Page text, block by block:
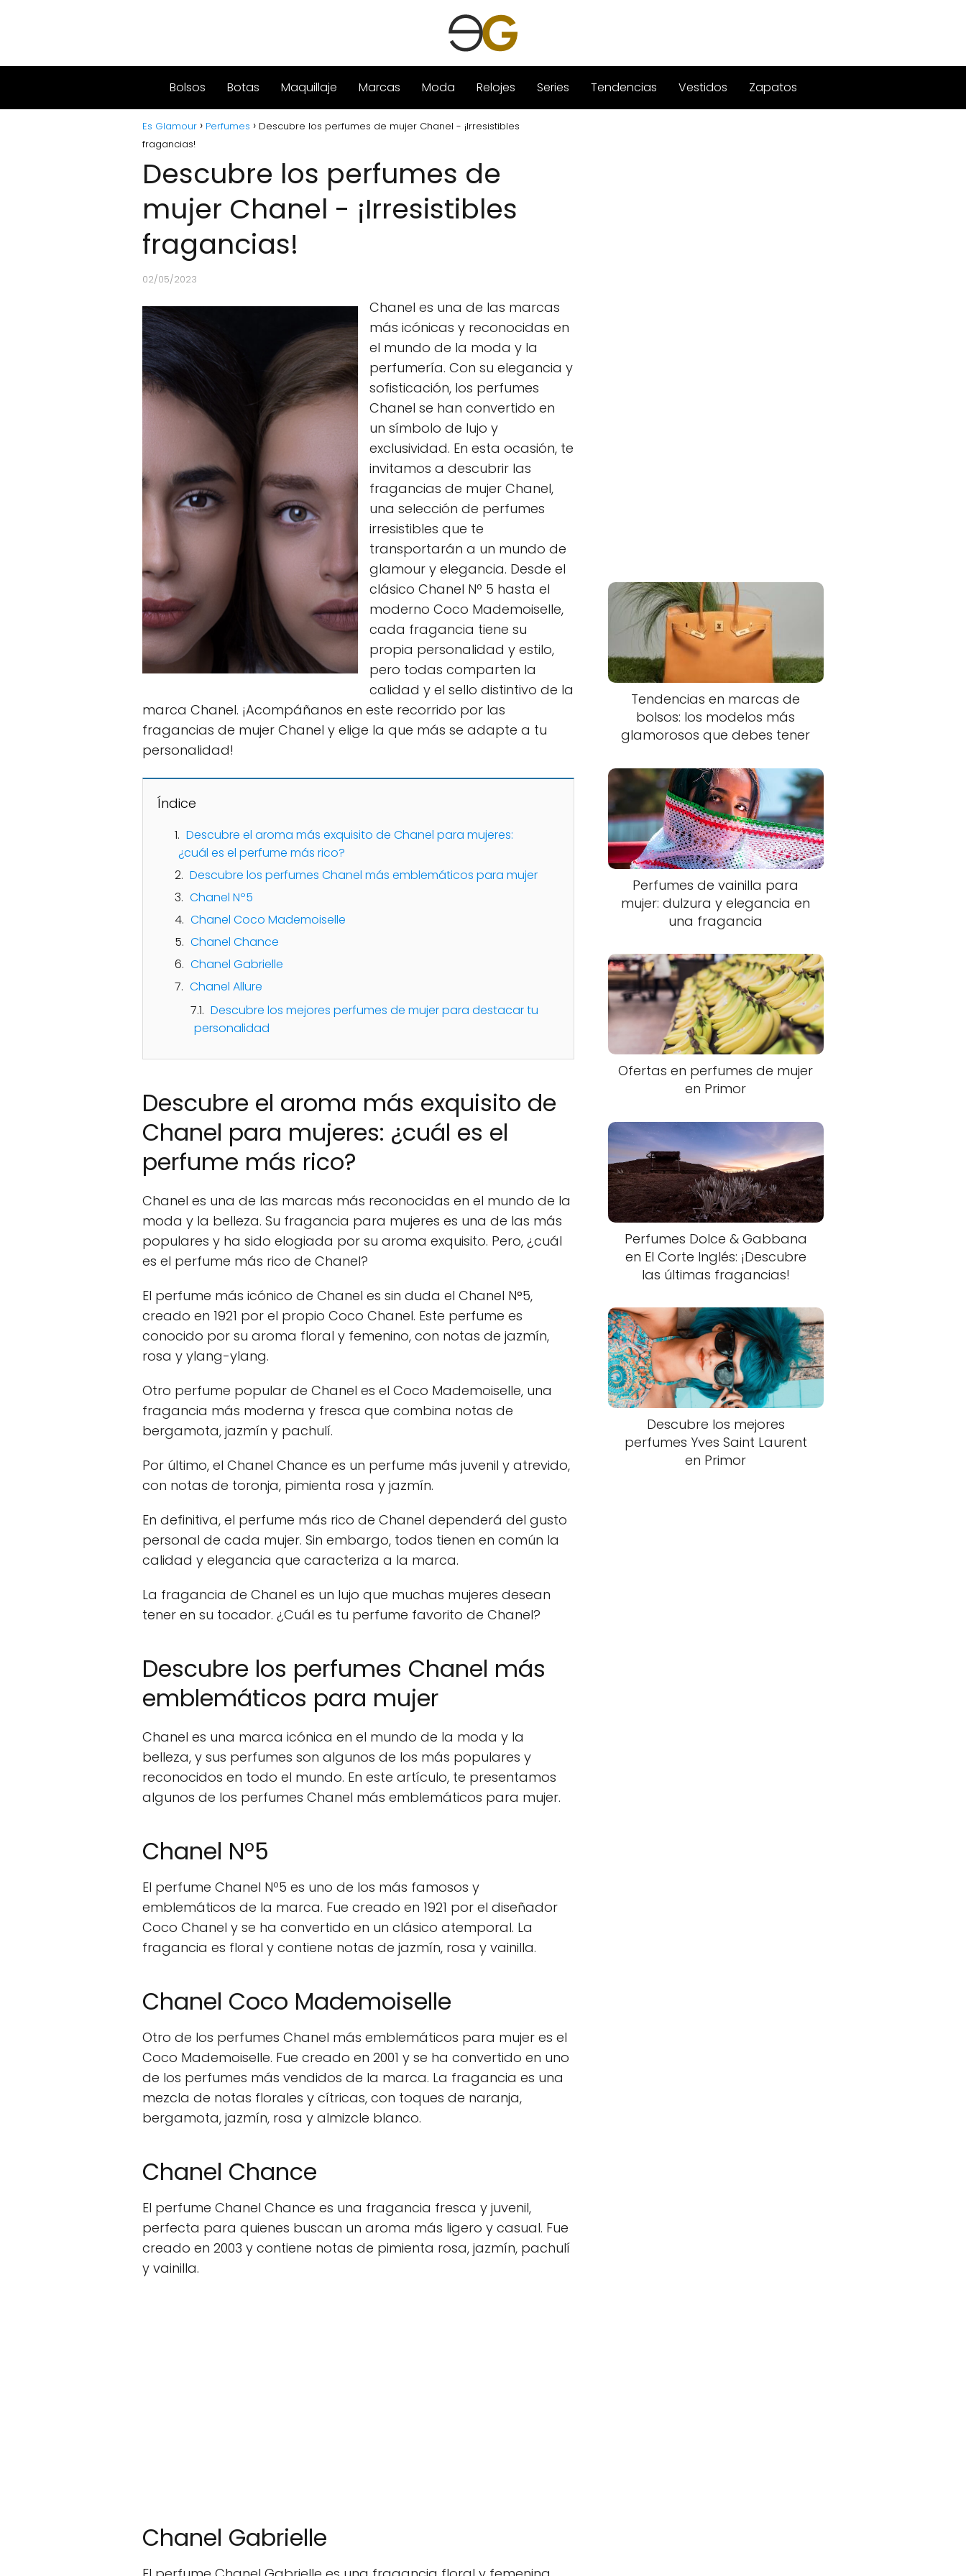
Bolsos Botas Maquillaje Marcas Moda Relojes Series Tendencias Vestidos Zapatos
Es Glamour Perfumes
Descubre los perfumes de mujer Chanel - ¡Irresistibles
fragancias!
Descubre los perfumes de
mujer Chanel - ¡Irresistibles
fragancias!
02/05/2023
Chanel es una de las marcas
más icónicas y reconocidas en
el mundo de la moda y la
perfumería. Con su elegancia y
sofisticación, los perfumes
Chanel se han convertido en
un símbolo de lujo y
exclusividad. En esta ocasión, te
invitamos a descubrir las
fragancias de mujer Chanel,
una selección de perfumes
irresistibles que te
transportarán a un mundo de
glamour y elegancia. Desde el
clásico Chanel Nº 5 hasta el
moderno Coco Mademoiselle,
cada fragancia tiene su
propia personalidad y estilo,
pero todas comparten la
calidad y el sello distintivo de la
marca Chanel. ¡Acompáñanos en este recorrido por las
fragancias de mujer Chanel y elige la que más se adapte a tu
personalidad!
Índice
Descubre el aroma más exquisito de Chanel para mujeres:
¿cuál es el perfume más rico?
Descubre los perfumes Chanel más emblemáticos para mujer
Chanel Nº5
Chanel Coco Mademoiselle
Chanel Chance
Chanel Gabrielle
Chanel Allure
Descubre los mejores perfumes de mujer para destacar tu
personalidad
Descubre el aroma más exquisito de
Chanel para mujeres: ¿cuál es el
perfume más rico?
Chanel es una de las marcas más reconocidas en el mundo de la
moda y la belleza. Su fragancia para mujeres es una de las más
populares y ha sido elogiada por su aroma exquisito. Pero, ¿cuál
es el perfume más rico de Chanel?
El perfume más icónico de Chanel es sin duda el Chanel N°5,
creado en 1921 por el propio Coco Chanel. Este perfume es
conocido por su aroma floral y femenino, con notas de jazmín,
rosa y ylang-ylang.
Otro perfume popular de Chanel es el Coco Mademoiselle, una
fragancia más moderna y fresca que combina notas de
bergamota, jazmín y pachulí.
Por último, el Chanel Chance es un perfume más juvenil y atrevido,
con notas de toronja, pimienta rosa y jazmín.
En definitiva, el perfume más rico de Chanel dependerá del gusto
personal de cada mujer. Sin embargo, todos tienen en común la
calidad y elegancia que caracteriza a la marca.
La fragancia de Chanel es un lujo que muchas mujeres desean
tener en su tocador. ¿Cuál es tu perfume favorito de Chanel?
Descubre los perfumes Chanel más
emblemáticos para mujer
Chanel es una marca icónica en el mundo de la moda y la
belleza, y sus perfumes son algunos de los más populares y
reconocidos en todo el mundo. En este artículo, te presentamos
algunos de los perfumes Chanel más emblemáticos para mujer.
Chanel Nº5
El perfume Chanel Nº5 es uno de los más famosos y
emblemáticos de la marca. Fue creado en 1921 por el diseñador
Coco Chanel y se ha convertido en un clásico atemporal. La
fragancia es floral y contiene notas de jazmín, rosa y vainilla.
Chanel Coco Mademoiselle
Otro de los perfumes Chanel más emblemáticos para mujer es el
Coco Mademoiselle. Fue creado en 2001 y se ha convertido en uno
de los perfumes más vendidos de la marca. La fragancia es una
mezcla de notas florales y cítricas, con toques de naranja,
bergamota, jazmín, rosa y almizcle blanco.
Chanel Chance
El perfume Chanel Chance es una fragancia fresca y juvenil,
perfecta para quienes buscan un aroma más ligero y casual. Fue
creado en 2003 y contiene notas de pimienta rosa, jazmín, pachulí
y vainilla.
Chanel Gabrielle
Tendencias en marcas de
bolsos: los modelos más
glamorosos que debes tener
Perfumes de vainilla para
mujer: dulzura y elegancia en
una fragancia
Ofertas en perfumes de mujer
en Primor
Perfumes Dolce & Gabbana
en El Corte Inglés: ¡Descubre
las últimas fragancias!
Descubre los mejores
perfumes Yves Saint Laurent
en Primor